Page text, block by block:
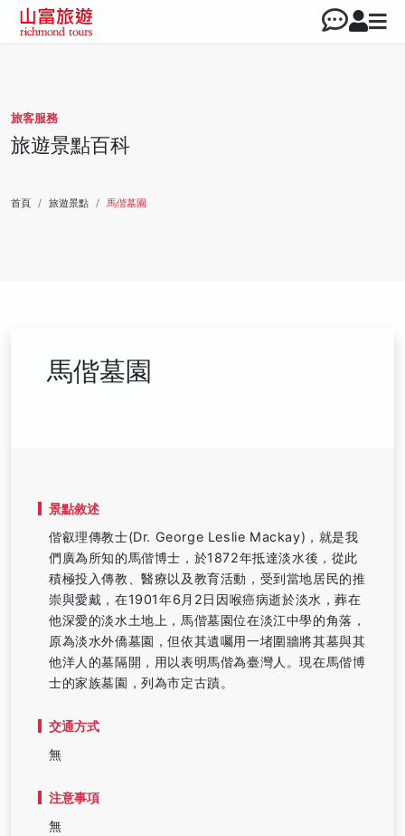
旅客服務
旅遊景點百科
首頁 旅遊景點 馬偕墓園
馬偕墓園
景點敘述
偕叡理傳教士(Dr. George Leslie Mackay)，就是我
們廣為所知的馬偕博士，於1872年抵達淡水後，從此
積極投入傳教、醫療以及教育活動，受到當地居民的推
崇與愛戴，在1901年6月2日因喉癌病逝於淡水，葬在
他深愛的淡水土地上，馬偕墓園位在淡江中學的角落，
原為淡水外僑墓園，但依其遺囑用一堵圍牆將其墓與其
他洋人的墓隔開，用以表明馬偕為臺灣人。現在馬偕博
士的家族墓園，列為市定古蹟。
交通方式
無
注意事項
無